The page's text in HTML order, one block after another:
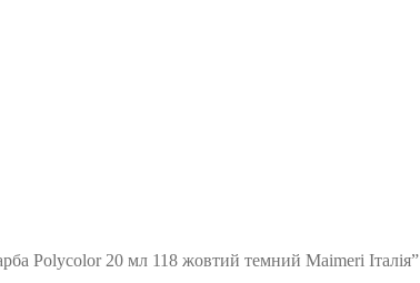
Polycolor 20 мл 118 жовтий темний Maimeri Італія”